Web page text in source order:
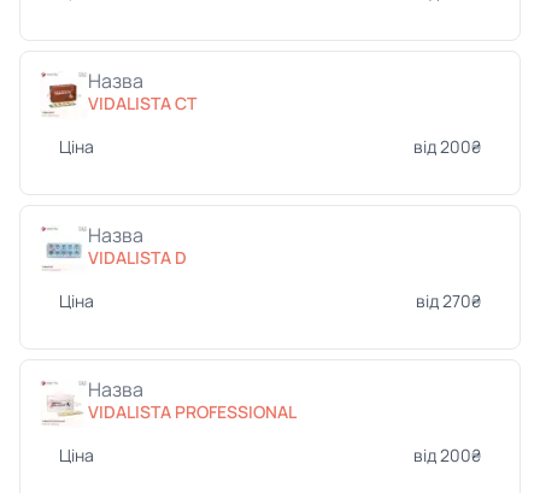
Назва
VIDALISTA CT
Ціна
від 200₴
Назва
VIDALISTA D
Ціна
від 270₴
Назва
VIDALISTA PROFESSIONAL
Ціна
від 200₴